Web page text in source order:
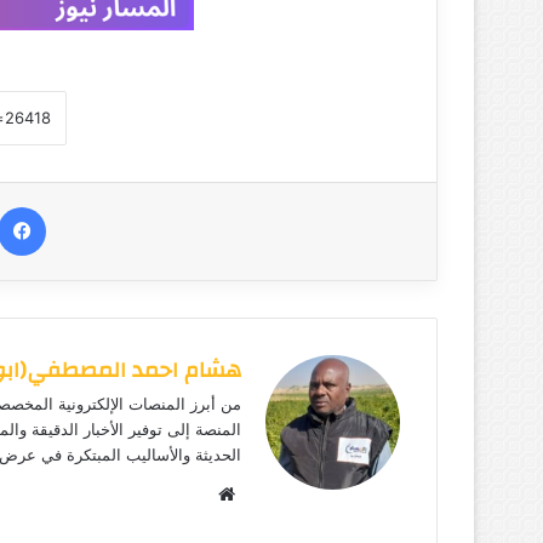
هشام احمد
من أبرز المنصات الإلكترونية
المنصة إلى توفير الأخبار الدقيقة
الحديثة والأساليب المبتكرة في عرض